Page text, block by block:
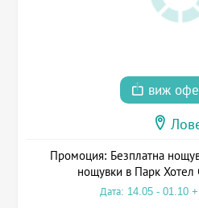
виж
Промоция: Безплатна
нощувки в Парк Хотел
Дата: 14.05 - 01.10